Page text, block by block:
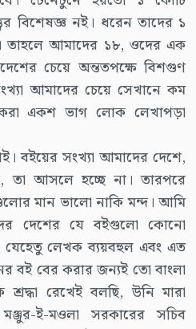
বিশেষজ্ঞ নই। ধরেন তাদের ১
তাহলে আমাদের ১৮, ওদের এক
চেয়ে অন্ততপক্ষে বিশগুণ
আমাদের চেয়ে সেখানে কম
একশ ভাগ লোক লেখাপড়া
বইয়ের সংখ্যা আমাদের দেশে,
আসলে হচ্ছে না। তারপরে
মান ভালো নাকি মন্দ। আমি
দেশের যে বইগুলো কোনো
যেহেতু লেখক ব্যয়বহুল এবং এত
বই বের করার জন্যই তো বাংলা
রেখেই বলছি, উনি মারা
ই-মওলা সরকারের সচিব